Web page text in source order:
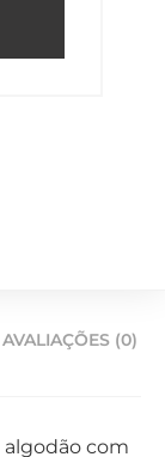
AVALIAÇÕES (0)
com